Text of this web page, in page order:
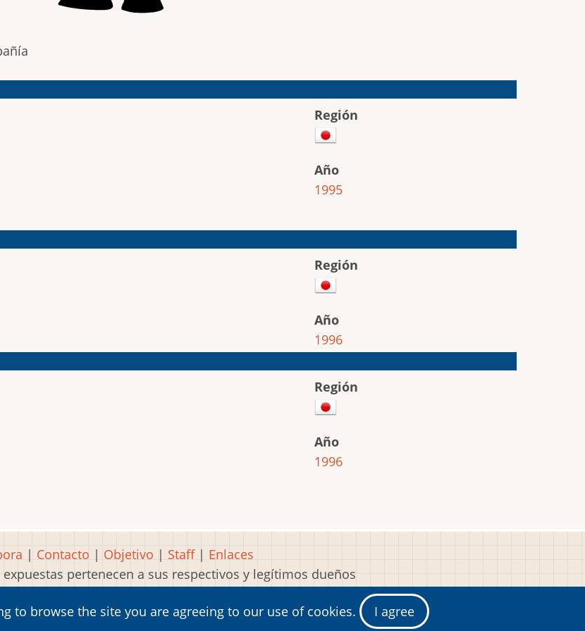
Región
Año
1995
Región
Año
1996
Región
Año
1996
| Contacto | Objetivo | Staff| Enlaces
pertenecen a sus respectivos y legítimos dueños
2001-2026 Museo del Videojuego®
to browse the site you are agreeing to our use of cookies. I agree